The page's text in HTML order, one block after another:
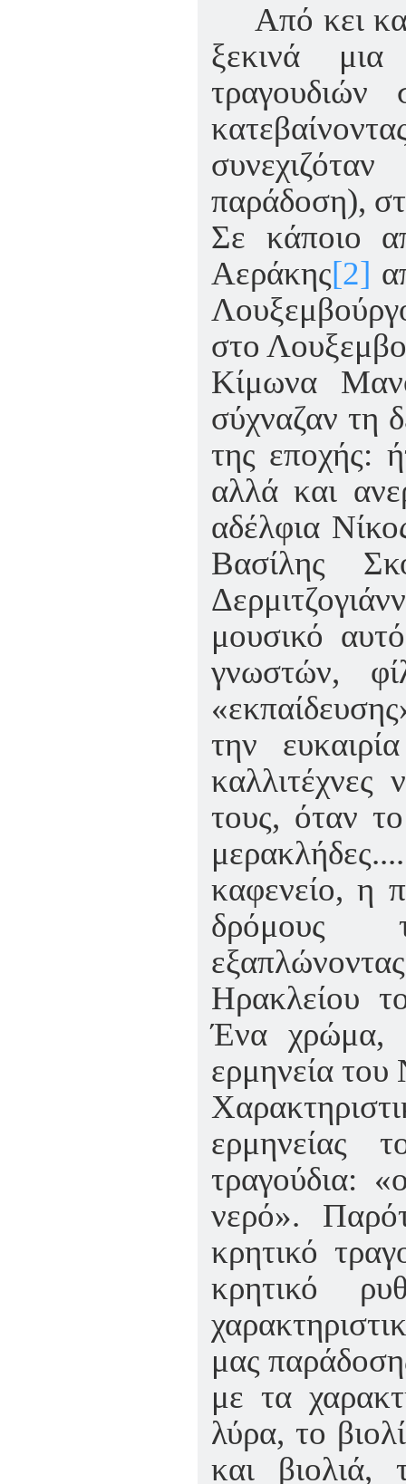
Από κει
ξεκινά
παράδοση),
Σε κάποιο
Αεράκης[2]
στο
Κίμωνα
σύχναζαν τη
της εποχής:
αλλά και
αδέλφια
Βασίλης
μουσικό
γνωστών,
την
τους, όταν
καφενείο, η
δρόμους
Ηρακλείου
Ένα χρώμα,
ερμηνεία
ερμηνείας
τραγούδια:
νερό».
κρητικό
κρητικό
μας
με τα
λύρα, το
και βιολιά,